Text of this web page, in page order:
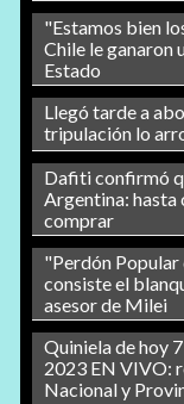
"Estamos bien
Chile le ganaron
Estado
Llegó tarde a
tripulación lo
Dafiti confirmó
Argentina: hasta
comprar
"Perdón Popular
consiste el
asesor de Milei
Quiniela de hoy
2023 EN VIVO:
Nacional y